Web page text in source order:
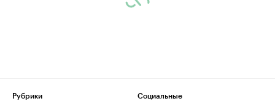
Рубрики
Социальные